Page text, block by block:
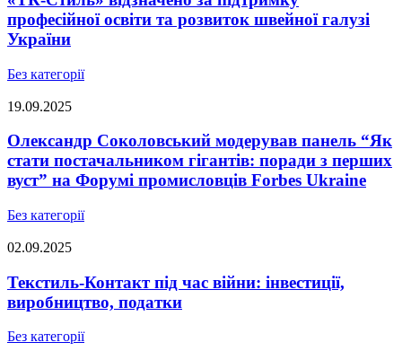
професійної освіти та розвиток швейної галузі
України
Без категорії
19.09.2025
Олександр Соколовський модерував панель “Як
стати постачальником гігантів: поради з перших
вуст” на Форумі промисловців Forbes Ukraine
Без категорії
02.09.2025
Текстиль-Контакт під час війни: інвестиції,
виробництво, податки
Без категорії